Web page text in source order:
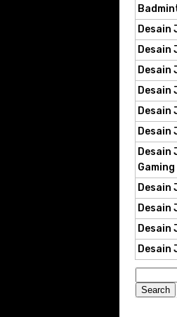
Desain
Desain
Desain
Desain
Desain
Desain
Desain
Gaming
Desain
Desain
Desain
Desain
for: